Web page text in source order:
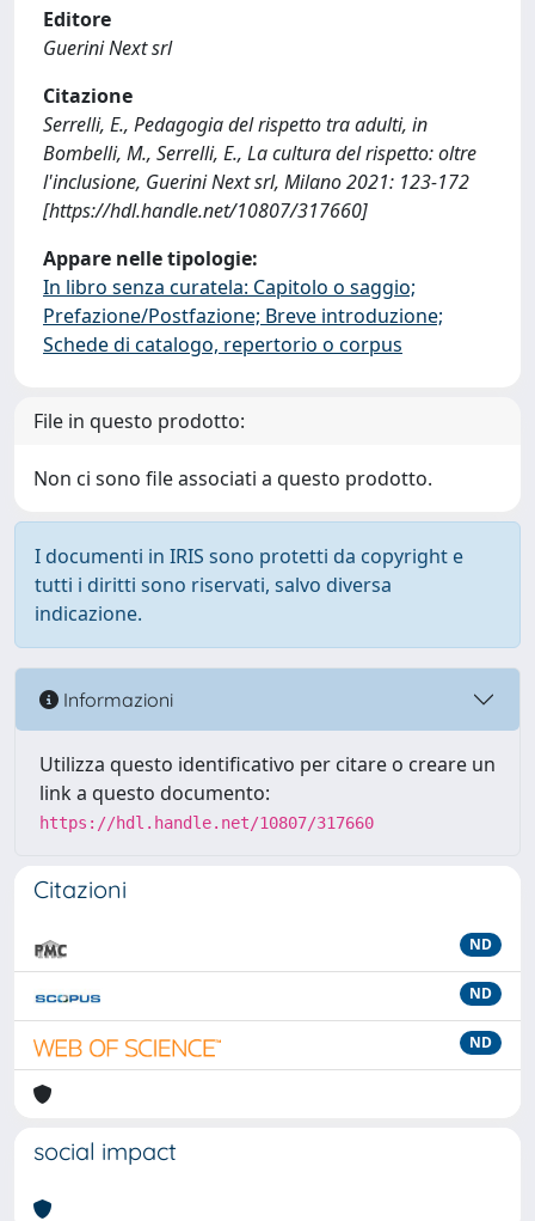
Editore
Guerini Next srl
Citazione
Serrelli, E., Pedagogia del rispetto tra adulti, in
Bombelli, M., Serrelli, E., La cultura del rispetto: oltre
l'inclusione, Guerini Next srl, Milano 2021: 123-172
[https://hdl.handle.net/10807/317660]
Appare nelle tipologie:
In libro senza curatela: Capitolo o saggio;
Prefazione/Postfazione; Breve introduzione;
Schede di catalogo, repertorio o corpus
File in questo prodotto:
Non ci sono file associati a questo prodotto.
I documenti in IRIS sono protetti da copyright e
tutti i diritti sono riservati, salvo diversa
indicazione.
Informazioni
Utilizza questo identificativo per citare o creare un
link a questo documento:
https://hdl.handle.net/10807/317660
Citazioni
ND
ND
ND
social impact